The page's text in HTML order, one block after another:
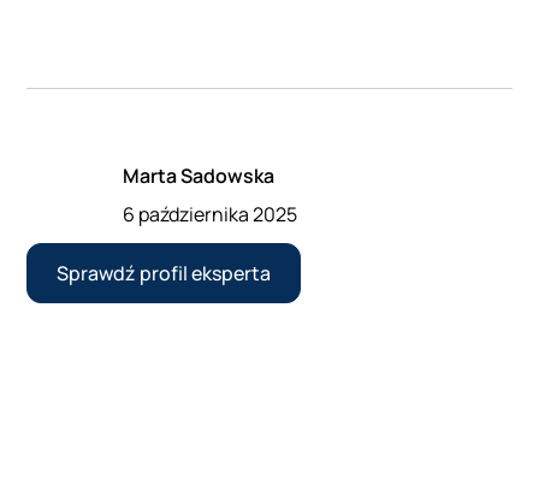
Marta Sadowska
6 października 2025
Sprawdź profil eksperta